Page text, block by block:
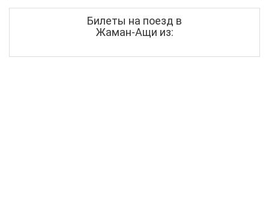
Билеты на поезд в
Жаман-Ащи из: